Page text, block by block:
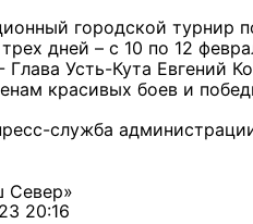
городской турнир
дней – с 10 по 12
Глава Усть-Кута Евгений
красивых боев и
служба
Север»
20:16